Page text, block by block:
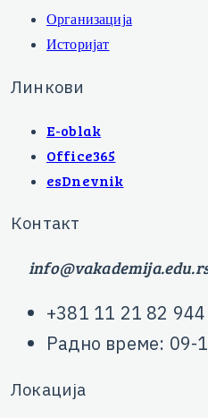
Организација
Историјат
Лин кови
E-oblak
Office365
esDnevnik
Контакт
+381 11 21 82 944
Радно време: 09-1
Локација